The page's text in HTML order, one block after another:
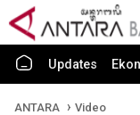
Updates
ANTARA Video